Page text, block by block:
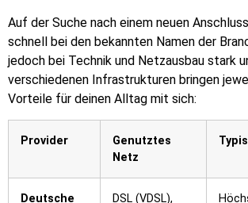
Auf der Suche nach einem neuen
schnell bei den bekannten Namen der
jedoch bei Technik und Netzausbau stark
verschiedenen Infrastrukturen bringen
Vorteile für deinen Alltag mit sich:
Provider
Genutztes
Netz
Deutsche
DSL (VDSL),